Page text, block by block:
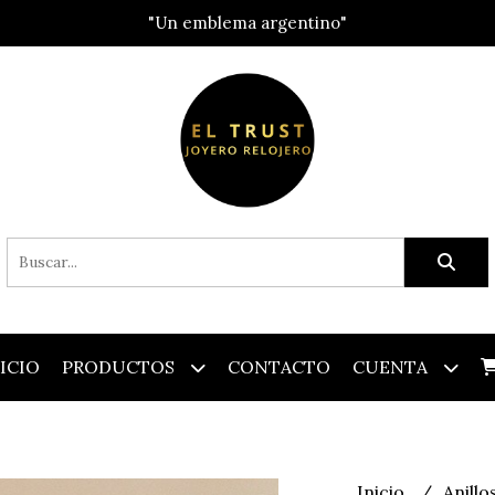
"Un emblema argentino"
PRODUCTOS CONTACTO CUENTA